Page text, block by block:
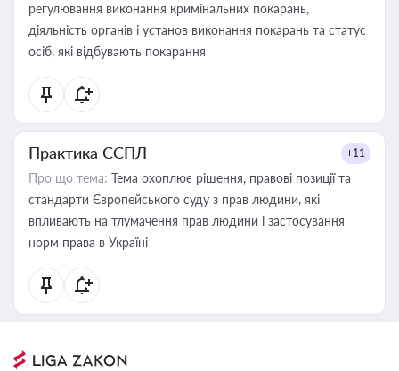
регулювання виконання кримінальних покарань,
діяльність органів і установ виконання покарань та статус
осіб, які відбувають покарання
Практика ЄСПЛ +11
Про що тема: Тема охоплює рішення, правові позиції та
стандарти Європейського суду з прав людини, які
впливають на тлумачення прав людини і застосування
норм права в Україні